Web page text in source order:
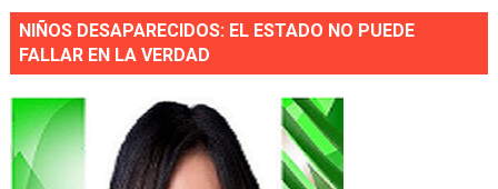
NIÑOS DESAPARECIDOS: EL ESTADO NO PUEDE
FALLAR EN LA VERDAD